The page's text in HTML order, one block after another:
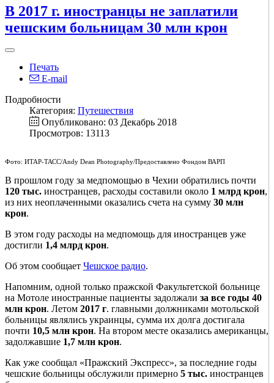
В 2017 г. иностранцы не заплатили
чешским больницам 30 млн крон
Печать
E-mail
Подробности
Категория: Путешествия
Опубликовано: 03 Декабрь 2018
Просмотров: 13113
Фото: ИТАР-ТАСС/Andy Dean Photography/Предоставлено Фондом ВАРП
В прошлом году за медпомощью в Чехии обратились почти
120 тыс. иностранцев, расходы составили около 1 млрд крон,
из них неоплаченными оказались счета на сумму 30 млн
крон.
В этом году расходы на медпомощь для иностранцев уже
достигли 1,4 млрд крон.
Об этом сообщает Чешское радио.
Напомним, одной только пражской Факультетской больнице
на Мотоле иностранные пациенты задолжали за все годы 40
млн крон. Летом 2017 г. главными должниками мотольской
больницы являлись украинцы, сумма их долга достигала
почти 10,5 млн крон. На втором месте оказались американцы,
задолжавшие 1,7 млн крон.
Как уже сообщал «Пражский Экспресс», за последние годы
чешские больницы обслужили примерно 5 тыс. иностранцев